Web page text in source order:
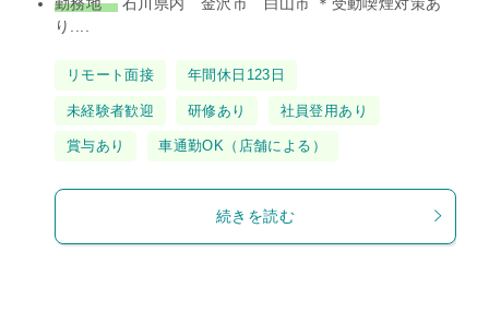
り....
タリモート面接 年間休日123日
未経験者歓迎 研修あり 社員登用あり
賞与あり 車通勤OK（店舗による）
続きを読む